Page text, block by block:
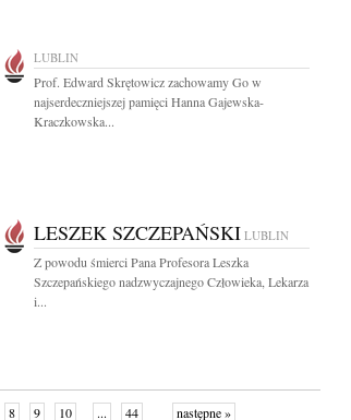
LUBLIN
Prof. Edward Skrętowicz zachowamy Go w
najserdeczniejszej pamięci Hanna Gajewska-
Kraczkowska...
LESZEK SZCZEPAŃSKI LUBLIN
Z powodu śmierci Pana Profesora Leszka
Szczepańskiego nadzwyczajnego Człowieka, Lekarza
i...
8 9 10 ... 44 następne »